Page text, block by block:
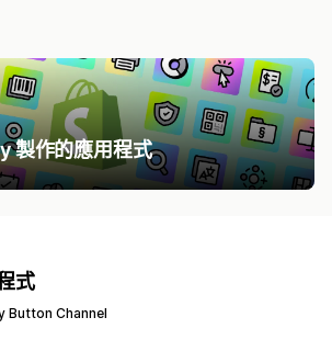
製作的應用程式
式
Button Channel